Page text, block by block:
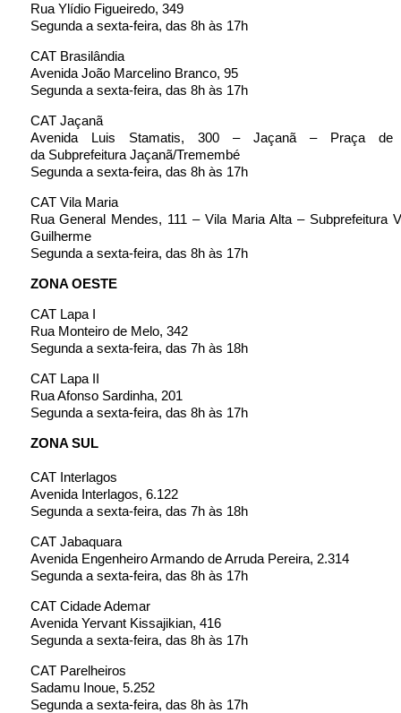
Rua Ylídio Figueiredo, 349
Segunda a sexta-feira, das 8h às 17h
CAT Brasilândia
Avenida João Marcelino Branco, 95
Segunda a sexta-feira, das 8h às 17h
CAT Jaçanã
Avenida Luis Stamatis, 300 – Jaçanã – Praça de
da Subprefeitura Jaçanã/Tremembé
Segunda a sexta-feira, das 8h às 17h
CAT Vila Maria
Rua General Mendes, 111 – Vila Maria Alta – Subprefeitura
Guilherme
Segunda a sexta-feira, das 8h às 17h
ZONA OESTE
CAT Lapa I
Rua Monteiro de Melo, 342
Segunda a sexta-feira, das 7h às 18h
CAT Lapa II
Rua Afonso Sardinha, 201
Segunda a sexta-feira, das 8h às 17h
ZONA SUL
CAT Interlagos
Avenida Interlagos, 6.122
Segunda a sexta-feira, das 7h às 18h
CAT Jabaquara
Avenida Engenheiro Armando de Arruda Pereira, 2.314
Segunda a sexta-feira, das 8h às 17h
CAT Cidade Ademar
Avenida Yervant Kissajikian, 416
Segunda a sexta-feira, das 8h às 17h
CAT Parelheiros
Sadamu Inoue, 5.252
Segunda a sexta-feira, das 8h às 17h